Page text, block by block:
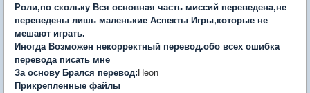
Роли,по скольку Вся основная часть миссий переведена,не
переведены лишь маленькие Аспекты Игры,которые не
мешают играть.
Иногда Возможен некорректный перевод.обо всех ошибка
перевода писать мне
За основу Брался перевод: Heon
Прикрепленные файлы